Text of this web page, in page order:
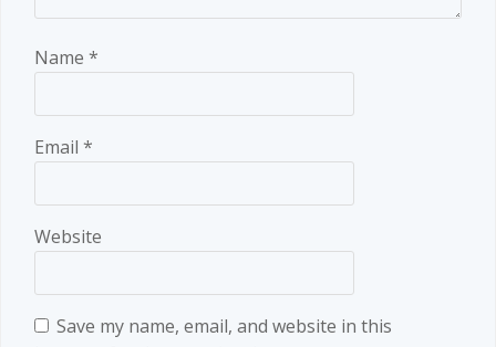
Name *
Email *
Website
Save my name, email, and website in this